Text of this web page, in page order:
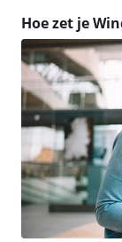
Hoe zet je